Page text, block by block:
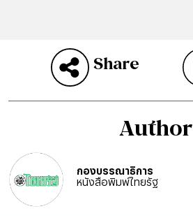
Share
Author
กองบรรณาธิการ
หนังสือพิมพ์ไทยรัฐ